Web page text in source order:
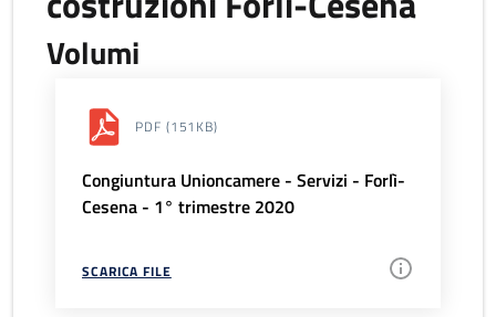
Volumi
PDF (151KB)
Congiuntura Unioncamere - Servizi - Forlì-
Cesena - 1° trimestre 2020
SCARICA FILE